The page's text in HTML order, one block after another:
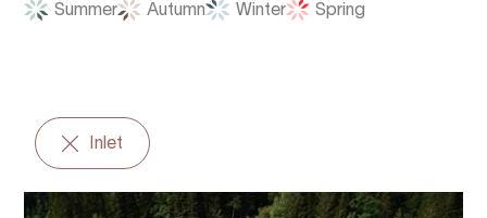
Summer Autumn Winter Spring
Inlet